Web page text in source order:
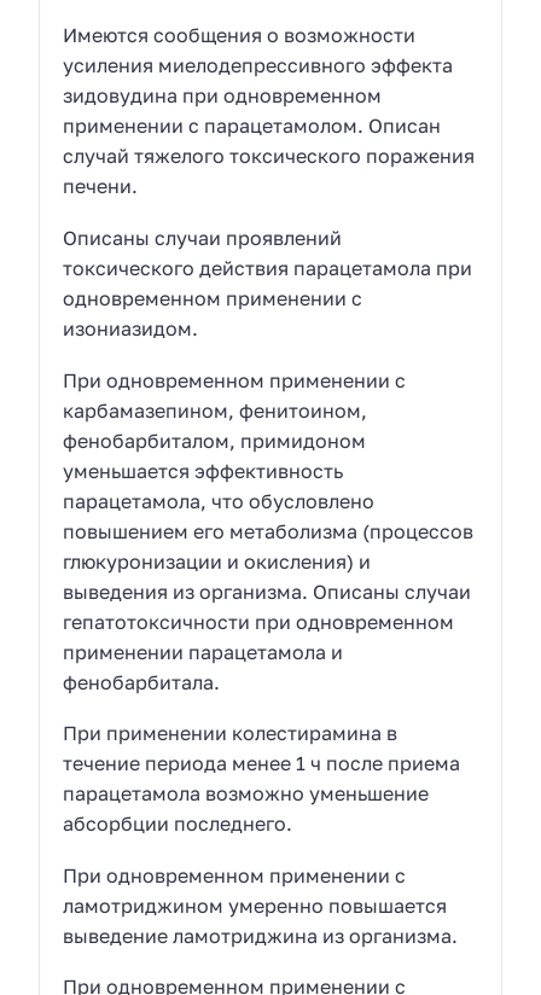
Имеются сообщения о возможности
усиления миелодепрессивного эффекта
зидовудина при одновременном
применении с парацетамолом. Описан
случай тяжелого токсического поражения
печени.
Описаны случаи проявлений
токсического действия парацетамола при
одновременном применении с
изониазидом.
При одновременном применении с
карбамазепином, фенитоином,
фенобарбиталом, примидоном
уменьшается эффективность
парацетамола, что обусловлено
повышением его метаболизма (процессов
глюкуронизации и окисления) и
выведения из организма. Описаны случаи
гепатотоксичности при одновременном
применении парацетамола и
фенобарбитала.
При применении колестирамина в
течение периода менее 1 ч после приема
парацетамола возможно уменьшение
абсорбции последнего.
При одновременном применении с
ламотриджином умеренно повышается
выведение ламотриджина из организма.
При одновременном применении с